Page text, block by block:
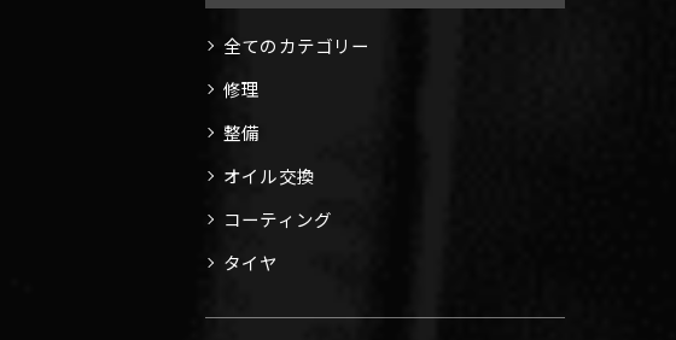
全てのカテゴリー
修理
整備
オイル交換
コーティング
タイヤ